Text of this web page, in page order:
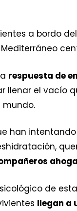
a bordo
respuesta de
llenar el vacío
han
de
llegan a